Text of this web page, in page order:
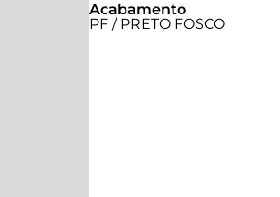
Acabamento
PF / PRETO FOSCO